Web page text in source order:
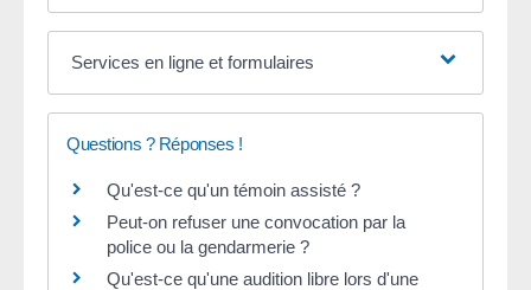
Services en ligne et formulaires
Questions ? Réponses !
Qu'est-ce qu'un témoin assisté ?
Peut-on refuser une convocation par la
police ou la gendarmerie ?
Qu'est-ce qu'une audition libre lors d'une